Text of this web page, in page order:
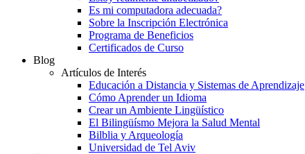
Es mi computadora adecuada?
Sobre la Inscripción Electrónica
Programa de Beneficios
Certificados de Curso
Blog
Artículos de Interés
Educación a Distancia y Sistemas de Aprendizaje
Cómo Aprender un Idioma
Crear un Ambiente Lingüístico
El Bilingüísmo Mejora la Salud Mental
Bilblia y Arqueología
Universidad de Tel Aviv